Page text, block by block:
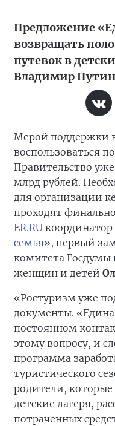
Предложение
возвращать
путевок в
Владимир Путин
Мерой поддержки в
воспользоваться
Правительство
млрд рублей.
для организации
проходят
ER.RU координатор
семья», первый
комитета Госдумы
женщин и детей
«Ростуризм уже
документы.
постоянном
этому вопросу, и
программа
туристического
родители, которые
детские лагеря,
потраченных